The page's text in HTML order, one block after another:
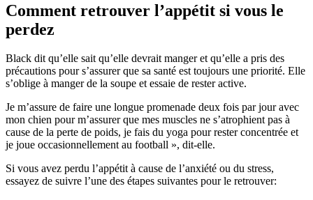
Comment retrouver l’appétit si vous le
perdez
Black dit qu’elle sait qu’elle devrait manger et qu’elle a pris des
précautions pour s’assurer que sa santé est toujours une priorité. Elle
s’oblige à manger de la soupe et essaie de rester active.
Je m’assure de faire une longue promenade deux fois par jour avec
mon chien pour m’assurer que mes muscles ne s’atrophient pas à
cause de la perte de poids, je fais du yoga pour rester concentrée et
je joue occasionnellement au football », dit-elle.
Si vous avez perdu l’appétit à cause de l’anxiété ou du stress,
essayez de suivre l’une des étapes suivantes pour le retrouver: